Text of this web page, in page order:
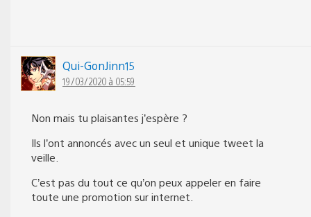
Qui-GonJinn15
19/03/2020 à 05:59
Non mais tu plaisantes j’espère ?
Ils l’ont annoncés avec un seul et unique tweet la
veille.
C’est pas du tout ce qu’on peux appeler en faire
toute une promotion sur internet.